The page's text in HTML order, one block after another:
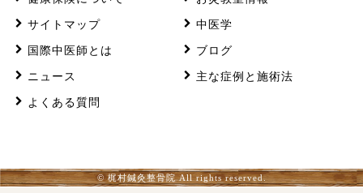
サイトマップ 中医学
国際中医師とは ブログ
ニュース 主な症例と施術法
よくある質問
© 梶村鍼灸整骨院 All rights reserved.